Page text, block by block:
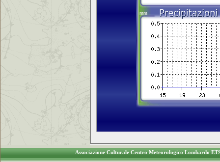
Associazione Culturale Centro Meteorologico Lombardo